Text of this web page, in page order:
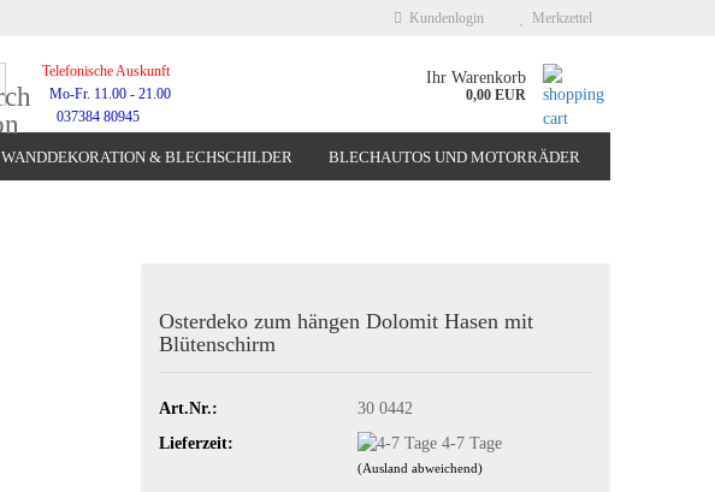
Kundenlogin Merkzettel
Suche...Telefonische Auskunft
Mo-Fr. 11.00 - 21.00
037384 80945
Ihr Warenkorb
0,00 EUR
WANDDEKORATION & BLECHSCHILDER BLECHAUTOS UND MOTORRÄDER
Osterdeko zum hängen Dolomit Hasen mit
Blütenschirm
Art.Nr.:
30 0442
Lieferzeit:
4-7 Tage
(Ausland abweichend)